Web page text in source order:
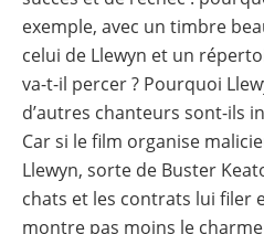
exemple, avec un timbre
celui de Llewyn et un
va-t-il percer ? Pourquoi
d’autres chanteurs sont-ils
Car si le film organise
Llewyn, sorte de Buster
chats et les contrats lui filer
montre pas moins le